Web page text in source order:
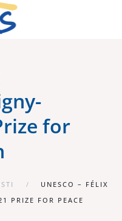
for
UNESCO – FÉLIX
PRIZE FOR PEACE